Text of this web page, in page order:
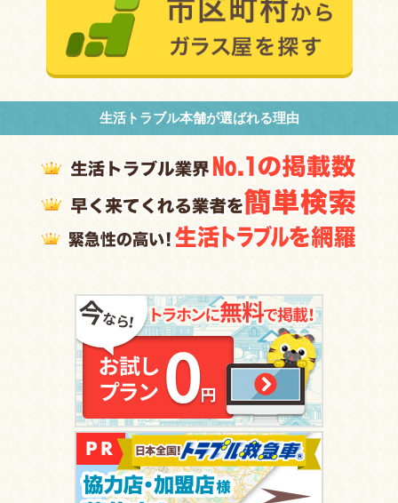
生活トラブル本舗が選ばれる理由